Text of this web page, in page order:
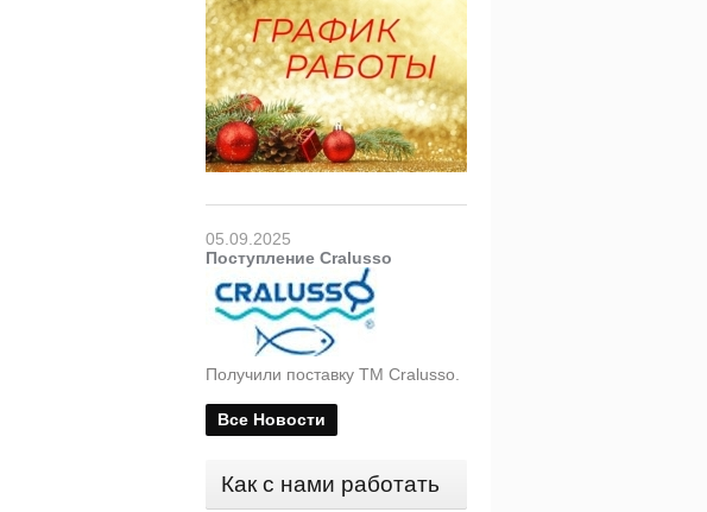
05.09.2025
Поступление Cralusso
Получили поставку ТМ Cralusso.
Все Новости
Как с нами работать